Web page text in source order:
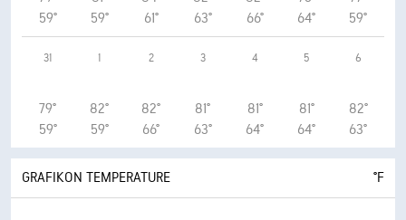
59°
59°
61°
63°
66°
64°
59°
31
79°
59°
1
82°
59°
2
82°
66°
3
81°
63°
4
81°
64°
5
81°
64°
6
82°
63°
GRAFIKON TEMPERATURE °F